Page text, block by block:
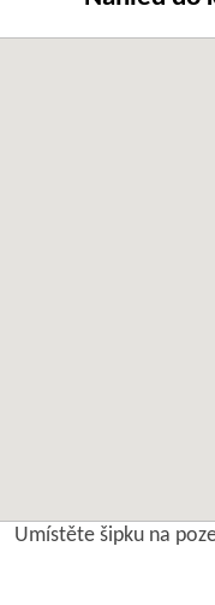
Umístěte šipku na